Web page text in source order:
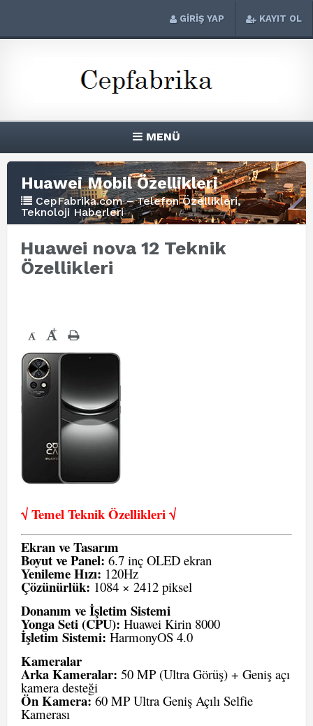
GİRİŞ YAP KAYIT OL
MENÜ
Huawei Mobil Özellikleri
CepFabrika.com – Telefon Özellikleri,
Teknoloji Haberleri
Huawei nova 12 Teknik
Özellikleri
- +
√ Temel Teknik Özellikleri √
Ekran ve Tasarım
Boyut ve Panel: 6.7 inç OLED ekran
Yenileme Hızı: 120Hz
Çözünürlük: 1084 × 2412 piksel
Donanım ve İşletim Sistemi
Yonga Seti (CPU): Huawei Kirin 8000
İşletim Sistemi: HarmonyOS 4.0
Kameralar
Arka Kameralar: 50 MP (Ultra Görüş) + Geniş açı
kamera desteği
Ön Kamera:60 MP Ultra Geniş Açılı Selfie
Kamerası